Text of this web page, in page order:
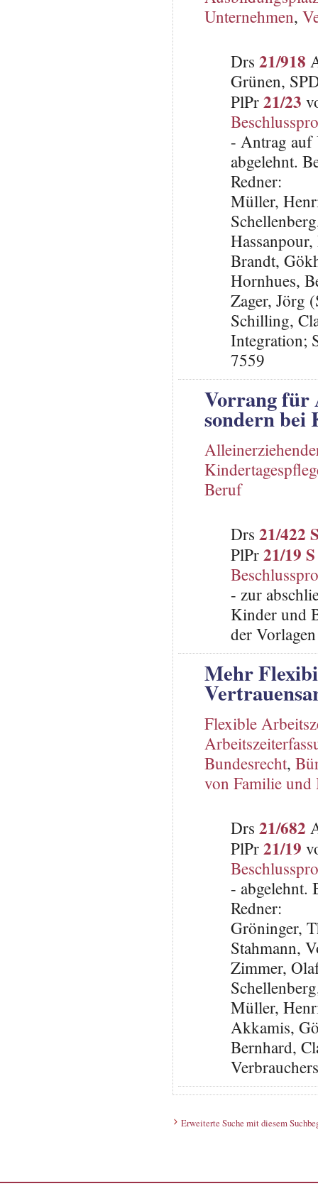
Unternehmen,
Drs 21/918
Grünen,
PlPr21/23
- Antrag auf
abgelehnt.
Redner:
Müller,
Brandt,
Hornhues,
Zager, Jörg
Schilling,
Integration;
7559
Vorrang für
sondern bei
Beruf
Drs 21/422
PlPr21/19 S
- zur
Kinder und
der
Mehr
Flexible
Bundesrecht,
von Familie und
Drs 21/682
PlPr21/19
- abgelehnt.
Redner:
Gröninger,
Stahmann,
Zimmer,
Müller,
Akkamis,
Bernhard,
Erweiterte Suche mit diesem